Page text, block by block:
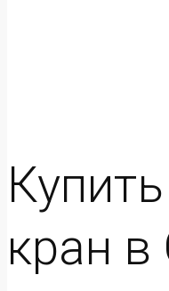
кран в